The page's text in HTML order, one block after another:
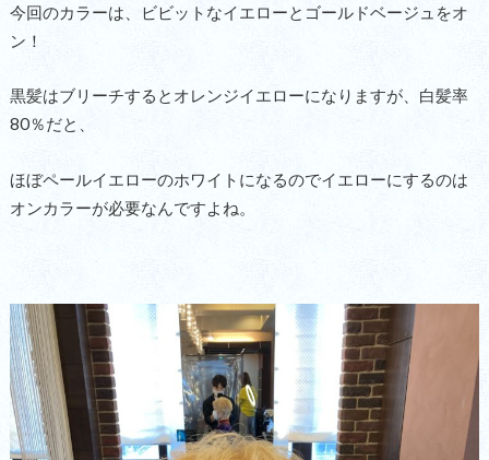
今回のカラーは、ビビットなイエローとゴールドベージュをオ
ン！
黒髪はブリーチするとオレンジイエローになりますが、白髪率
80％だと、
ほぼペールイエローのホワイトになるのでイエローにするのは
オンカラーが必要なんですよね。